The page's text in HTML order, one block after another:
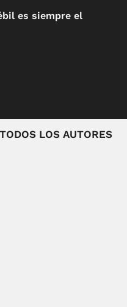
es siempre el
TODOS LOS AUTORES